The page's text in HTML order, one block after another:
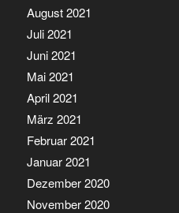
August 2021
Juli 2021
Juni 2021
Mai 2021
April 2021
März 2021
Februar 2021
Januar 2021
Dezember 2020
November 2020